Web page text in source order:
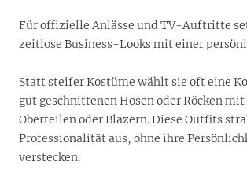
Für offizielle Anlässe und TV-Auftritte
zeitlose Business-Looks mit einer
Statt steifer Kostüme wählt sie oft eine
gut geschnittenen Hosen oder Röcken
Oberteilen oder Blazern. Diese Outfits
Professionalität aus, ohne ihre
verstecken.